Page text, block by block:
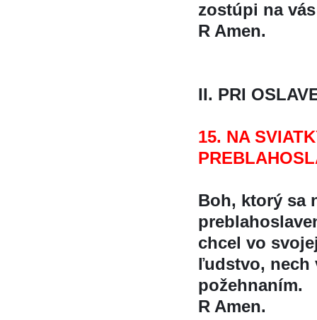
zostúpi na
R Amen.
II. PRI
15. NA
Boh, ktorý sa
chcel vo
ľudstvo, nech
požehnaním.
R Amen.